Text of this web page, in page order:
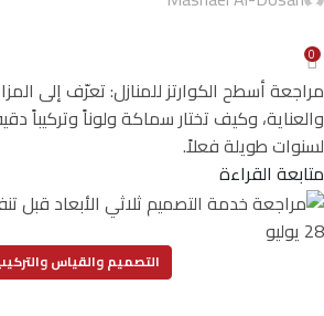
0
مراجعة أسطح الكوارتز للمنازل: تعرّف إلى
والعناية، وكيف تختار سماكة ولوناً وتركيباً
لسنوات طويلة فعلاً.
متابعة القراءة
28 يوليو
التصميم والقياس